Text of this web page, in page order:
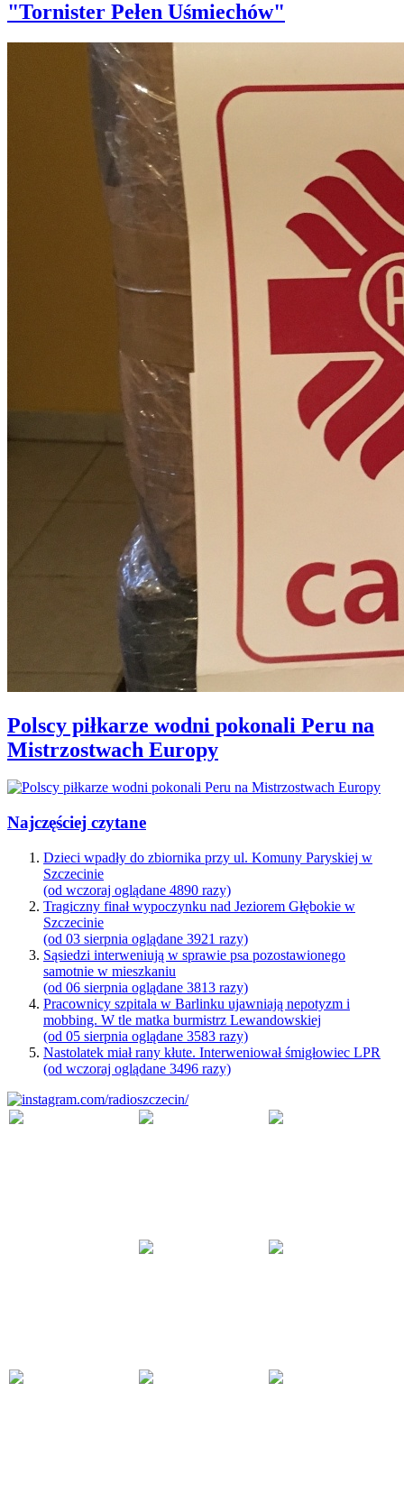
"Tornister Pełen Uśmiechów"
Polscy piłkarze wodni pokonali Peru na
Mistrzostwach Europy
Najczęściej czytane
Dzieci wpadły do zbiornika przy ul. Komuny Paryskiej w
Szczecinie
(od wczoraj oglądane 4890 razy)
Tragiczny finał wypoczynku nad Jeziorem Głębokie w
Szczecinie
(od 03 sierpnia oglądane 3921 razy)
Sąsiedzi interweniują w sprawie psa pozostawionego
samotnie w mieszkaniu
(od 06 sierpnia oglądane 3813 razy)
Pracownicy szpitala w Barlinku ujawniają nepotyzm i
mobbing. W tle matka burmistrz Lewandowskiej
(od 05 sierpnia oglądane 3583 razy)
Nastolatek miał rany kłute. Interweniował śmigłowiec LPR
(od wczoraj oglądane 3496 razy)